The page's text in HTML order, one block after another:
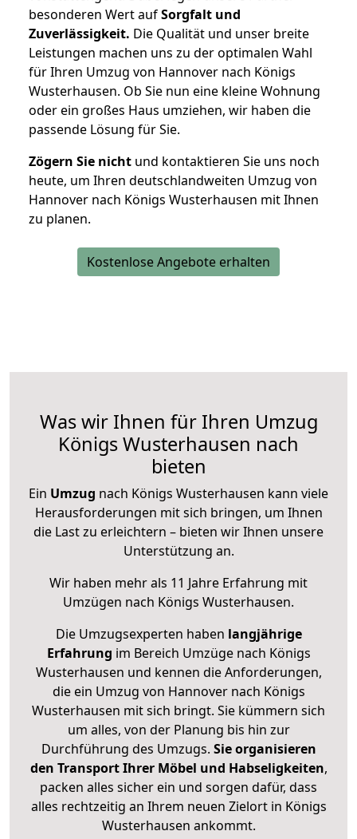
besonderen Wert aufSorgfalt und
Zuverlässigkeit. Die Qualität und unser breite
Leistungen machen uns zu der optimalen Wahl
für Ihren Umzug von Hannover nach Königs
Wusterhausen. Ob Sie nun eine kleine Wohnung
oder ein großes Haus umziehen, wir haben die
passende Lösung für Sie.
Zögern Sie nicht und kontaktieren Sie uns noch
heute, um Ihren deutschlandweiten Umzug von
Hannover nach Königs Wusterhausen mit Ihnen
zu planen.
Kostenlose Angebote erhalten
Was wir Ihnen für Ihren Umzug
Königs Wusterhausen nach
bieten
Ein Umzug nach Königs Wusterhausen kann viele
Herausforderungen mit sich bringen, um Ihnen
die Last zu erleichtern – bieten wir Ihnen unsere
Unterstützung an.
Wir haben mehr als 11 Jahre Erfahrung mit
Umzügen nach Königs Wusterhausen.
Die Umzugsexperten haben langjährige
Erfahrung im Bereich Umzüge nach Königs
Wusterhausen und kennen die Anforderungen,
die ein Umzug von Hannover nach Königs
Wusterhausen mit sich bringt. Sie kümmern sich
um alles, von der Planung bis hin zur
Durchführung des Umzugs. Sie organisieren
den Transport Ihrer Möbel und Habseligkeiten,
packen alles sicher ein und sorgen dafür, dass
alles rechtzeitig an Ihrem neuen Zielort in Königs
Wusterhausen ankommt.